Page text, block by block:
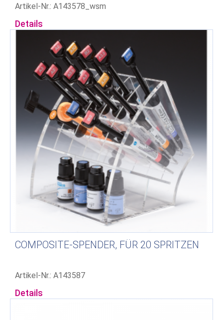
Artikel-Nr.: A143578_wsm
Details
COMPOSITE-SPENDER, FÜR 20 SPRITZEN
Artikel-Nr.: A143587
Details